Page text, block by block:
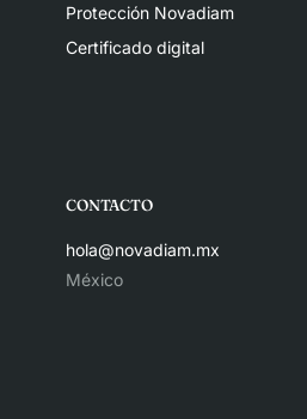
Protección Novadiam
Certificado digital
CONTACTO
hola@novadiam.mx
México